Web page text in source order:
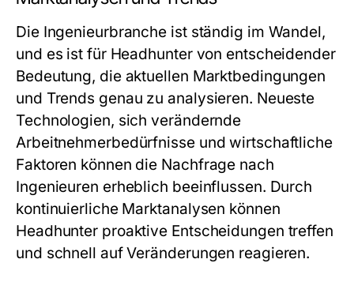
Die Ingenieurbranche ist ständig im Wandel,
und es ist für Headhunter von entscheidender
Bedeutung, die aktuellen Marktbedingungen
und Trends genau zu analysieren. Neueste
Technologien, sich verändernde
Arbeitnehmerbedürfnisse und wirtschaftliche
Faktoren können die Nachfrage nach
Ingenieuren erheblich beeinflussen. Durch
kontinuierliche Marktanalysen können
Headhunter proaktive Entscheidungen treffen
und schnell auf Veränderungen reagieren.